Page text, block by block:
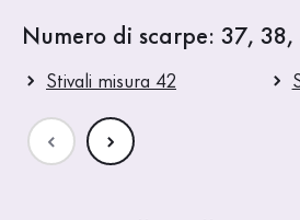
Numero di scarpe: 37, 38,
Stivali misura 42